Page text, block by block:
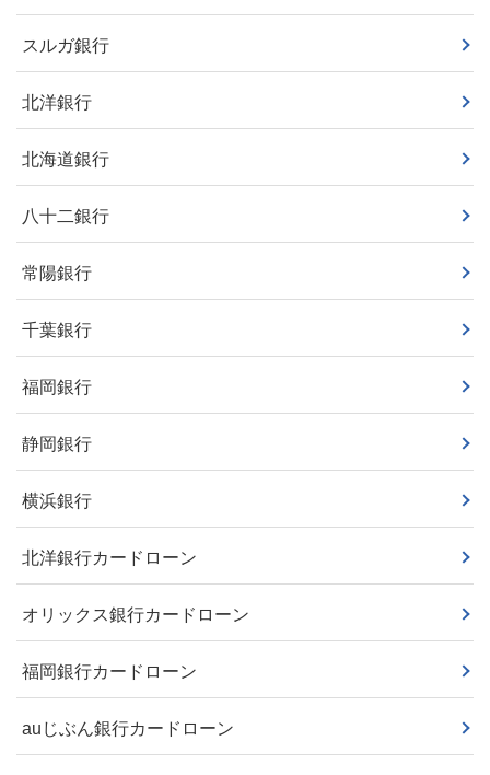
スルガ銀行
北洋銀行
北海道銀行
八十二銀行
常陽銀行
千葉銀行
福岡銀行
静岡銀行
横浜銀行
北洋銀行カードローン
オリックス銀行カードローン
福岡銀行カードローン
auじぶん銀行カードローン